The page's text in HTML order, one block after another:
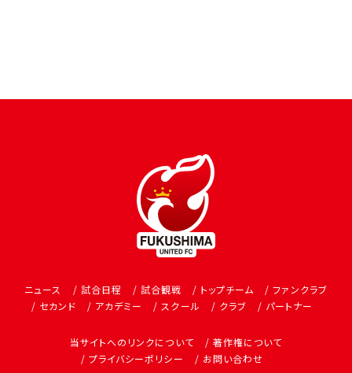
ニュース 試合日程 試合観戦 トップチーム
ファンクラブ
セカンド
アカデミー スクール クラブ パートナー
当サイトへのリンクについて
著作権について
プライバシーポリシー
お問い合わせ